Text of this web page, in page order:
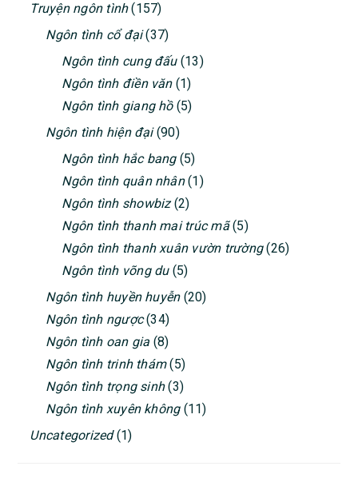
Truyện ngôn tình(157)
Ngôn tình cổ đại(37)
Ngôn tình cung đấu(13)
Ngôn tình điền văn(1)
Ngôn tình giang hồ(5)
Ngôn tình hiện đại(90)
Ngôn tình hắc bang(5)
Ngôn tình quân nhân(1)
Ngôn tình showbiz(2)
Ngôn tình thanh mai trúc mã(5)
Ngôn tình thanh xuân vườn trường(26)
Ngôn tình võng du(5)
Ngôn tình huyền huyễn(20)
Ngôn tình ngược(34)
Ngôn tình oan gia (8)
Ngôn tình trinh thám(5)
Ngôn tình trọng sinh(3)
Ngôn tình xuyên không(11)
Uncategorized(1)